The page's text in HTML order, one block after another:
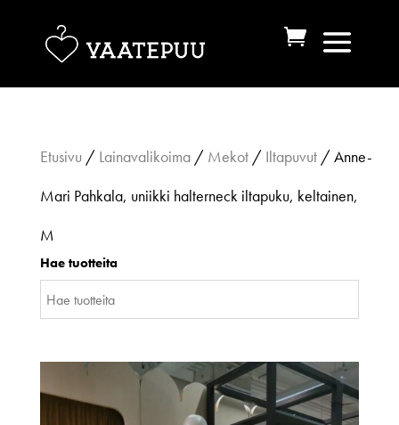
Etusivu / Lainavalikoima/ Mekot/ Iltapuvut/ Anne-
Mari Pahkala, uniikki halterneck iltapuku, keltainen,
M
Hae tuotteita